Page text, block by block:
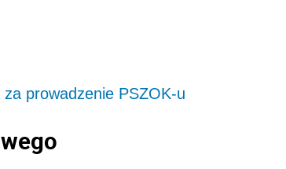
za prowadzenie PSZOK-u